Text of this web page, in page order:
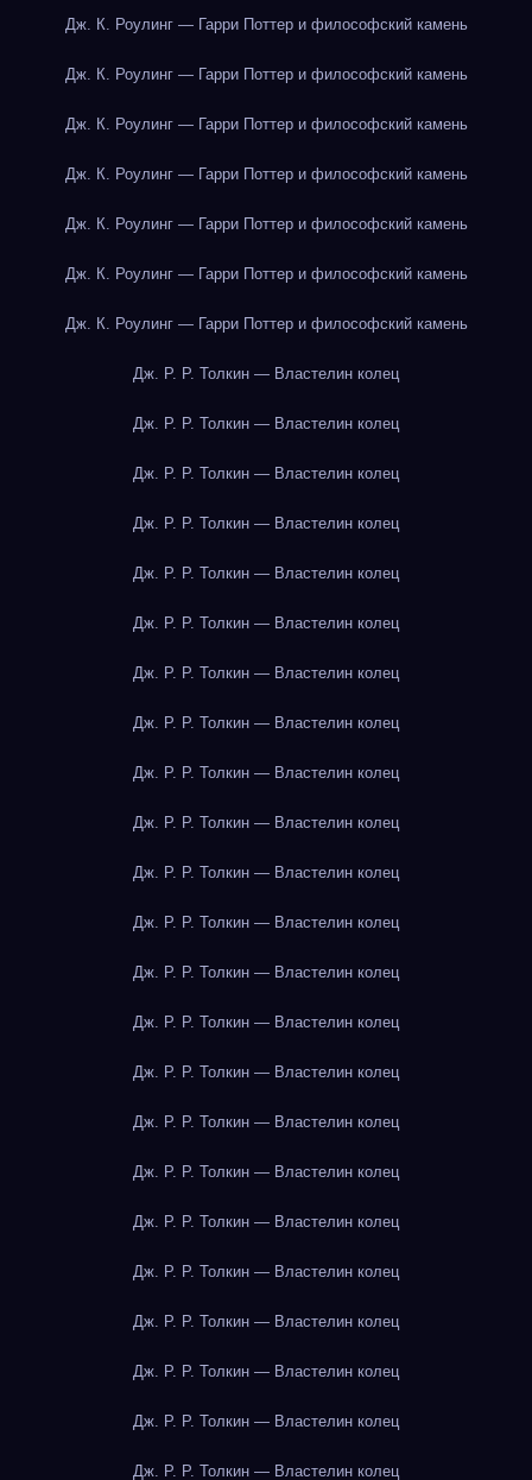
Дж. К. Роулинг — Гарри Поттер и философский камень
Дж. К. Роулинг — Гарри Поттер и философский камень
Дж. К. Роулинг — Гарри Поттер и философский камень
Дж. К. Роулинг — Гарри Поттер и философский камень
Дж. К. Роулинг — Гарри Поттер и философский камень
Дж. К. Роулинг — Гарри Поттер и философский камень
Дж. К. Роулинг — Гарри Поттер и философский камень
Дж. Р. Р. Толкин — Властелин колец
Дж. Р. Р. Толкин — Властелин колец
Дж. Р. Р. Толкин — Властелин колец
Дж. Р. Р. Толкин — Властелин колец
Дж. Р. Р. Толкин — Властелин колец
Дж. Р. Р. Толкин — Властелин колец
Дж. Р. Р. Толкин — Властелин колец
Дж. Р. Р. Толкин — Властелин колец
Дж. Р. Р. Толкин — Властелин колец
Дж. Р. Р. Толкин — Властелин колец
Дж. Р. Р. Толкин — Властелин колец
Дж. Р. Р. Толкин — Властелин колец
Дж. Р. Р. Толкин — Властелин колец
Дж. Р. Р. Толкин — Властелин колец
Дж. Р. Р. Толкин — Властелин колец
Дж. Р. Р. Толкин — Властелин колец
Дж. Р. Р. Толкин — Властелин колец
Дж. Р. Р. Толкин — Властелин колец
Дж. Р. Р. Толкин — Властелин колец
Дж. Р. Р. Толкин — Властелин колец
Дж. Р. Р. Толкин — Властелин колец
Дж. Р. Р. Толкин — Властелин колец
Дж. Р. Р. Толкин — Властелин колец